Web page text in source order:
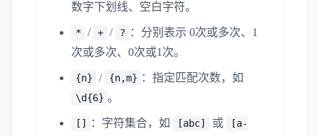
数字下划线、空白字符。
* / + / ?
：分别表示 0次或多次、1
次或多次、0次或1次。
{n} / {n,m} ：指定匹配次数，如
\d{6} 。
[] ：字符集合，如 [abc] 或
[a-